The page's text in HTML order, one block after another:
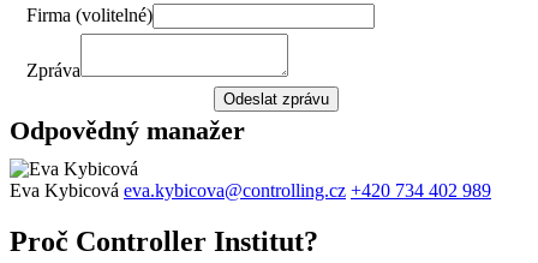
Firma (volitelné)
Zpráva
Odpovědný manažer
Eva Kybicová eva.kybicova@controlling.cz +420 734 402 989
Proč Controller Institut?